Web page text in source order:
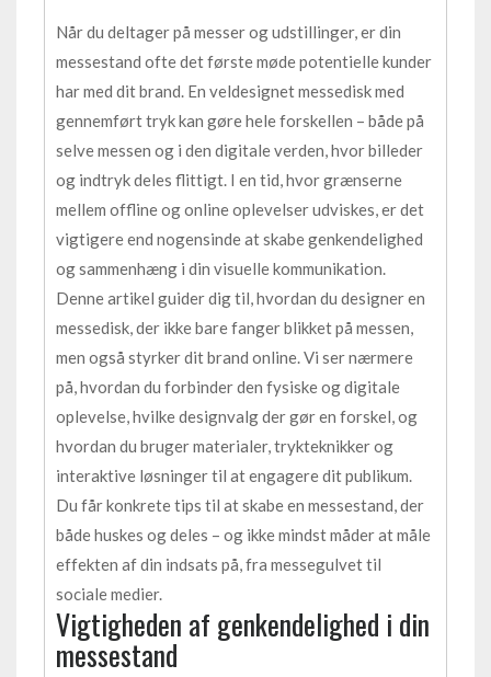
Når du deltager på messer og udstillinger, er din
messestand ofte det første møde potentielle kunder
har med dit brand. En veldesignet messedisk med
gennemført tryk kan gøre hele forskellen – både på
selve messen og i den digitale verden, hvor billeder
og indtryk deles flittigt. I en tid, hvor grænserne
mellem offline og online oplevelser udviskes, er det
vigtigere end nogensinde at skabe genkendelighed
og sammenhæng i din visuelle kommunikation.
Denne artikel guider dig til, hvordan du designer en
messedisk, der ikke bare fanger blikket på messen,
men også styrker dit brand online. Vi ser nærmere
på, hvordan du forbinder den fysiske og digitale
oplevelse, hvilke designvalg der gør en forskel, og
hvordan du bruger materialer, trykteknikker og
interaktive løsninger til at engagere dit publikum.
Du får konkrete tips til at skabe en messestand, der
både huskes og deles – og ikke mindst måder at måle
effekten af din indsats på, fra messegulvet til
sociale medier.
Vigtigheden af genkendelighed i din
messestand